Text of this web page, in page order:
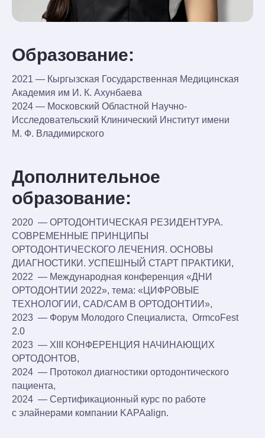
Образование:
2021 — Кыргызская Государственная Медицинская
Академия им И. К. Ахунбаева
2024 — Московский Областной Научно-
Исследовательский Клинический Институт имени
М. Ф. Владимирского
Дополнительное
образование:
2020 — ОРТОДОНТИЧЕСКАЯ РЕЗИДЕНТУРА.
СОВРЕМЕННЫЕ ПРИНЦИПЫ
ОРТОДОНТИЧЕСКОГО ЛЕЧЕНИЯ. ОСНОВЫ
ДИАГНОСТИКИ. УСПЕШНЫЙ СТАРТ ПРАКТИКИ,
2022 — Международная конференция «ДНИ
ОРТОДОНТИИ 2022», тема: «ЦИФРОВЫЕ
ТЕХНОЛОГИИ, CAD/САМ В ОРТОДОНТИИ»,
2023 — Форум Молодого Специалиста, OrmcoFest
2.0
2023 — XIII КОНФЕРЕНЦИЯ НАЧИНАЮЩИХ
ОРТОДОНТОВ,
2024 — Протокол диагностики ортодонтического
пациента,
2024 — Сертификационный курс по работе
с элайнерами компании KAPAalign.
осмотр
и консультация
бесплатно
На первом приеме оценим
состояние ваших зубов и составим
предварительный план лечения
Записаться на Каширской
Записаться на Волжской